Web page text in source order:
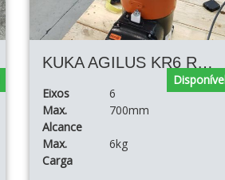
KUKA AGILUS KR6 R700 KRC4
Eixos
6
Max.
Alcance
700mm
Max.
Carga
6kg